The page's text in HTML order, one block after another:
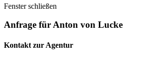
Fenster schließen
Anfrage für Anton von Lucke
Kontakt zur Agentur